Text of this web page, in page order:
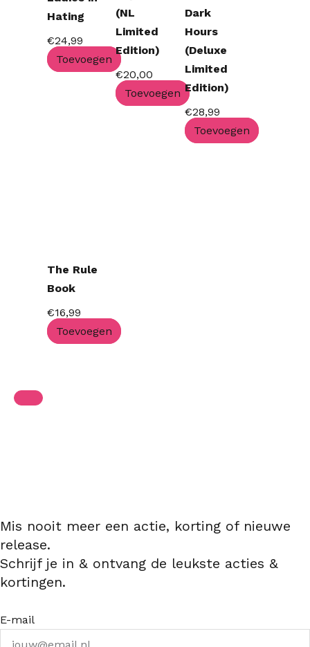
Hating
€24,99
Toevoegen
(NL
Limited
Edition)
€20,00
Toevoegen
Dark
Hours
(Deluxe
Limited
Edition)
€28,99
Toevoegen
The Rule
Book
€16,99
Toevoegen
Mis nooit meer een actie, korting of nieuwe
release.
Schrijf je in & ontvang de leukste acties &
kortingen.
E-mail